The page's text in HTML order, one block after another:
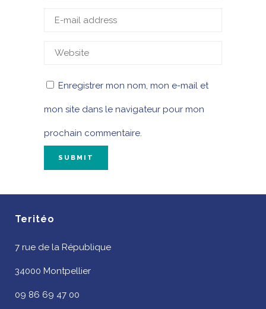
Enregistrer mon nom, mon e-mail et
mon site dans le navigateur pour mon
prochain commentaire.
Teritéo
7 rue de la République
34000 Montpellier
09 86 69 47 00